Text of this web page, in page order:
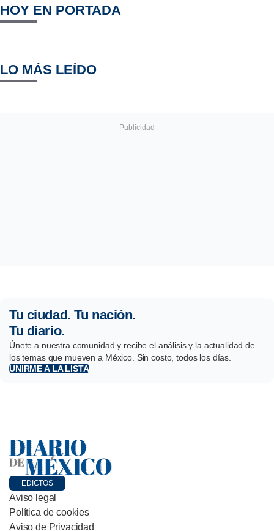
HOY EN PORTADA
LO MÁS LEÍDO
Tu ciudad. Tu nación.
Tu diario.
Únete a nuestra comunidad y recibe el análisis y la actualidad de
los temas que mueven a México. Sin costo, todos los días.
UNIRME A LA LISTA
EDICTOS
Aviso legal
Política de cookies
Aviso de Privacidad